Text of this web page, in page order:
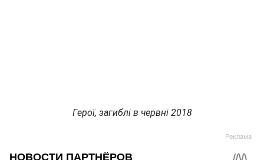
Герої, загиблі в червні 2018